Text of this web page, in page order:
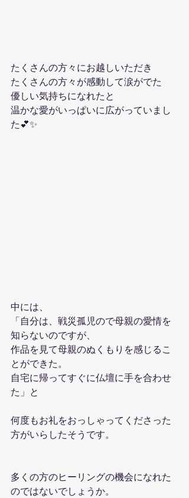
たくさんの方々にお越しいただき
たくさんの方々が感動して涙がでた
優しい気持ちになれたと
温かな愛がいっぱいに広がっていまし
た💕✨
中には、
「自分は、戦災孤児ので母親の愛情を
知らないのですが、
作品を見て母親のぬくもりを感じるこ
とができた。
自宅に帰ってすぐに仏壇に手を合わせ
た」と
何度もお礼をおっしゃってくださった
方がいらしたそうです。
多くの方のヒーリングの機会になれた
のではないでしょうか。